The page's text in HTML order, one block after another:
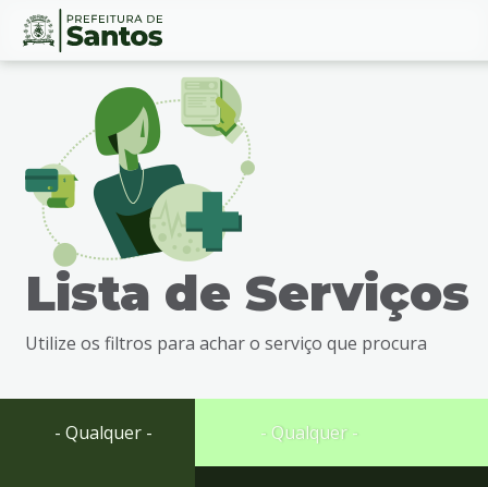
Ir
busca
Ir
Conteúdo
Lista de Serviços
Utilize os filtros para achar o serviço que procura
- Qualquer - - Qualquer -